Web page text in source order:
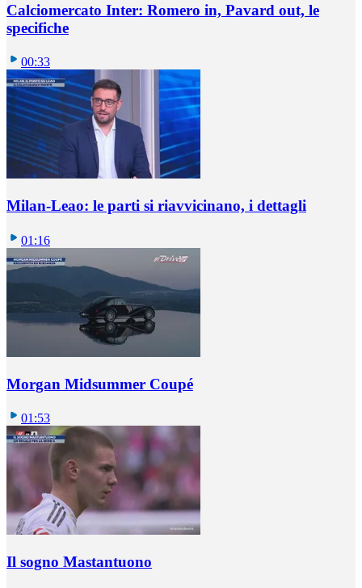
Calciomercato Inter: Romero in, Pavard out, le
specifiche
00:33
Milan-Leao: le parti si riavvicinano, i dettagli
01:16
Morgan Midsummer Coupé
01:53
Il sogno Mastantuono